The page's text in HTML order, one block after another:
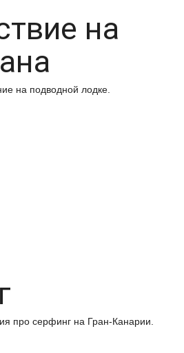
на
на подводной лодке.
про серфинг на Гран-Канарии.